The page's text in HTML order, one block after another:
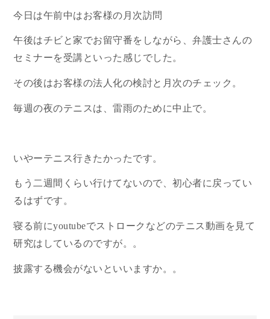
今日は午前中はお客様の月次訪問
午後はチビと家でお留守番をしながら、弁護士さんの
セミナーを受講といった感じでした。
その後はお客様の法人化の検討と月次のチェック。
毎週の夜のテニスは、雷雨のために中止で。
いやーテニス行きたかったです。
もう二週間くらい行けてないので、初心者に戻ってい
るはずです。
寝る前にyoutubeでストロークなどのテニス動画を見て
研究はしているのですが。。
披露する機会がないといいますか。。